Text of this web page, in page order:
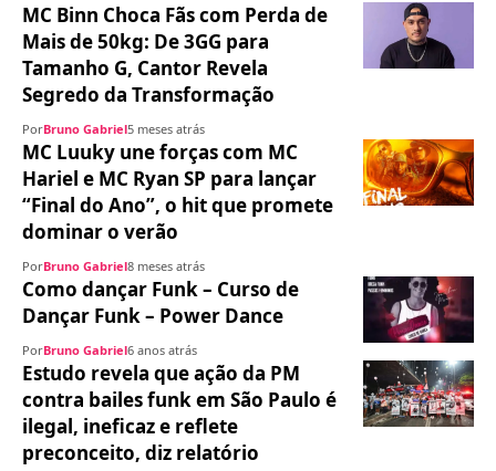
MC Binn Choca Fãs com Perda de
Mais de 50kg: De 3GG para
Tamanho G, Cantor Revela
Segredo da Transformação
PorBruno Gabriel5 meses atrás
MC Luuky une forças com MC
Hariel e MC Ryan SP para lançar
“Final do Ano”, o hit que promete
dominar o verão
PorBruno Gabriel8 meses atrás
Como dançar Funk – Curso de
Dançar Funk – Power Dance
PorBruno Gabriel6 anos atrás
Estudo revela que ação da PM
contra bailes funk em São Paulo é
ilegal, ineficaz e reflete
preconceito, diz relatório